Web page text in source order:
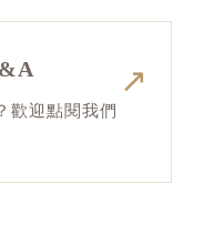
歡迎點閱我們
↗